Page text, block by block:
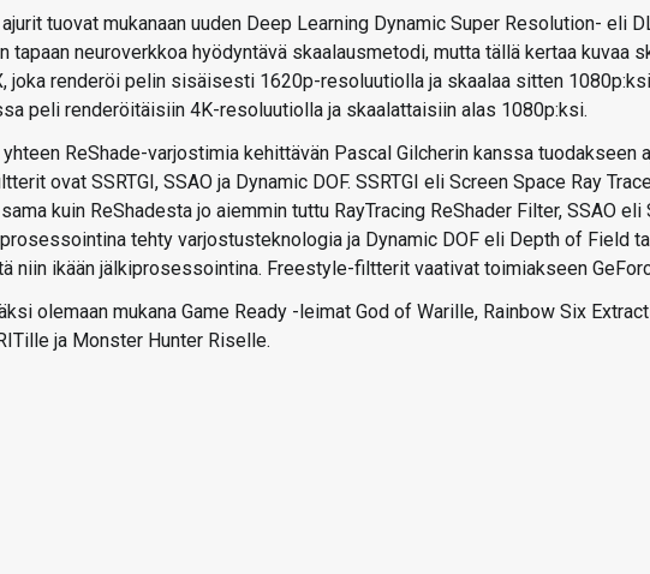
tuovat mukanaan uuden Deep Learning Dynamic Super Resolution- eli
tapaan neuroverkkoa hyödyntävä skaalausmetodi, mutta tällä kertaa kuvaa
joka renderöi pelin sisäisesti 1620p-resoluutiolla ja skaalaa sitten
peli renderöitäisiin 4K-resoluutiolla ja skaalattaisiin alas 1080p:ksi.
ReShade-varjostimia kehittävän Pascal Gilcherin kanssa tuodakseen
ovat SSRTGI, SSAO ja Dynamic DOF. SSRTGI eli Screen Space Ray
kuin ReShadesta jo aiemmin tuttu RayTracing ReShader Filter, SSAO eli
tehty varjostusteknologia ja Dynamic DOF eli Depth of Field
niin ikään jälkiprosessointina. Freestyle-filtterit vaativat toimiakseen
olemaan mukana Game Ready -leimat God of Warille, Rainbow Six
ja Monster Hunter Riselle.